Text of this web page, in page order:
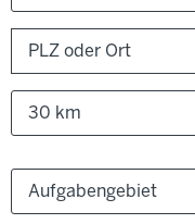
30 km
Aufgabengebiet